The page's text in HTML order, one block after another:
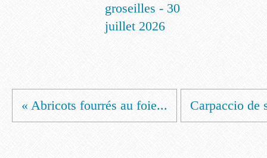
groseilles - 30
juillet 2026
« Abricots fourrés au foie... Carpaccio de